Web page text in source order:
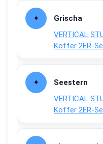
Grischa
VERTICAL
Koffer 2ER-
Seestern
VERTICAL
Koffer 2ER-